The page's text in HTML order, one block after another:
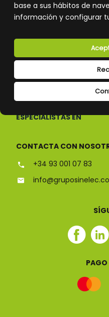
base a sus hábitos de
información y configurar
ESPECIALISTAS EN
CONTACTA CON
+34 93 001 07 83
PAGO